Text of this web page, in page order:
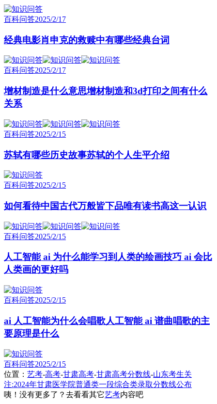
百科问答2025/2/17
经典电影肖申克的救赎中有哪些经典台词
百科问答2025/2/17
增材制造是什么意思增材制造和3d打印之间有什么
关系
百科问答2025/2/15
苏轼有哪些历史故事苏轼的个人生平介绍
百科问答2025/2/15
如何看待中国古代万般皆下品唯有读书高这一认识
百科问答2025/2/15
人工智能 ai 为什么能学习到人类的绘画技巧 ai 会比
人类画的更好吗
百科问答2025/2/15
ai 人工智能为什么会唱歌人工智能 ai 谱曲唱歌的主
要原理是什么
百科问答2025/2/15
位置： 艺考-高考-甘肃高考-甘肃高考分数线-山东考生关
注:2024年甘肃医学院普通类一段综合类录取分数线公布
咦！没有更多了？去看看其它艺考内容吧